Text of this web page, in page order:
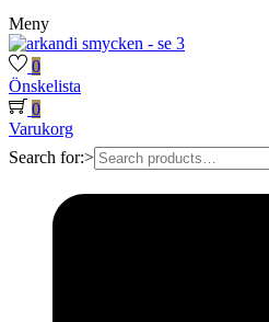
Meny
0
Önskelista
0
Varukorg
Search for:>